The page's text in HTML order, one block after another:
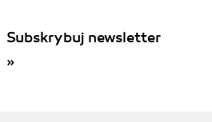
na wiadomości (129)
wiadomości (131)
Subskrybuj newsletter
»